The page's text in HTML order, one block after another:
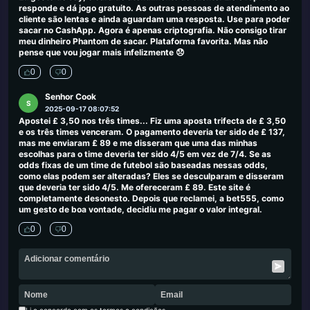
responde e dá jogo gratuito. As outras pessoas de atendimento ao
cliente são lentas e ainda aguardam uma resposta. Use para poder
sacar no CashApp. Agora é apenas criptografia. Não consigo tirar
meu dinheiro Phantom de sacar. Plataforma favorita. Mas não
pense que vou jogar mais infelizmente 😞
0 0
S
Senhor Cook
2025-09-17 08:07:52
Apostei £ 3,50 nos três times... Fiz uma aposta trifecta de £ 3,50
e os três times venceram. O pagamento deveria ter sido de £ 137,
mas me enviaram £ 89 e me disseram que uma das minhas
escolhas para o time deveria ter sido 4/5 em vez de 7/4. Se as
odds fixas de um time de futebol são baseadas nessas odds,
como elas podem ser alteradas? Eles se desculparam e disseram
que deveria ter sido 4/5. Me ofereceram £ 89. Este site é
completamente desonesto. Depois que reclamei, a bet555, como
um gesto de boa vontade, decidiu me pagar o valor integral.
0 0